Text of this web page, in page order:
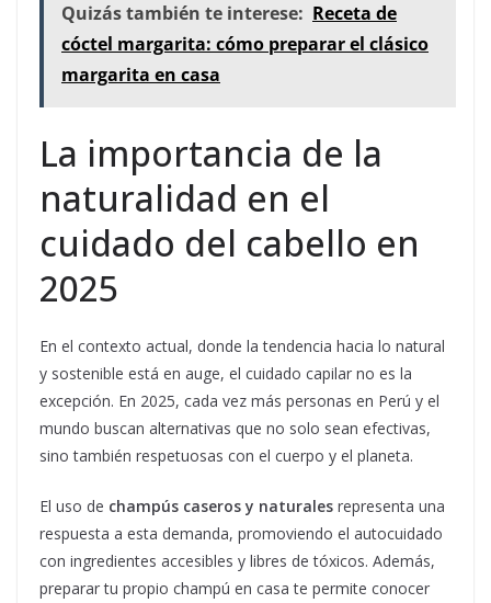
Quizás también te interese: Receta de
cóctel margarita: cómo preparar el clásico
margarita en casa
La importancia de la
naturalidad en el
cuidado del cabello en
2025
En el contexto actual, donde la tendencia hacia lo natural
y sostenible está en auge, el cuidado capilar no es la
excepción. En 2025, cada vez más personas en Perú y el
mundo buscan alternativas que no solo sean efectivas,
sino también respetuosas con el cuerpo y el planeta.
El uso de champús caseros y naturales representa una
respuesta a esta demanda, promoviendo el autocuidado
con ingredientes accesibles y libres de tóxicos. Además,
preparar tu propio champú en casa te permite conocer